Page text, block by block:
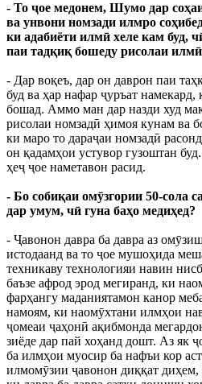
- То ҷое медонем, Шумо дар
ва унвони номзади илмро
ки адабиёти илмӣ хеле кам буд,
паи тадқиқ бошеду рисолаи илмӣ
- Дар воқеъ, дар он даврон паи
буд ва ҳар нафар ҷуръат
бошад. Аммо ман дар назди худ
рисолаи номзадӣ ҳимоя кунам ва
ки маро то дараҷаи номзадӣ
он қадамҳои устувор гузоштан
ҳеҷ ҷое наметавон расид.
- Бо собиқаи омӯзгории 50-сола
дар умум, чӣ гуна баҳо медиҳед?
- Ҷавонон давра ба давра аз
истодаанд ва то ҷое мушоҳида
техникаву технологияи навин
баъзе афрод эрод мегиранд, ки
фарҳангу маданиятамон канор
намоям, ки наомӯхтани илмҳои
ҷомеаи ҷаҳонӣ ақибмонда
зиёде дар пай хоҳанд дошт. Аз як
ба илмҳои муосир ба нафъи кор
илмомӯзии ҷавонон диққат диҳем,